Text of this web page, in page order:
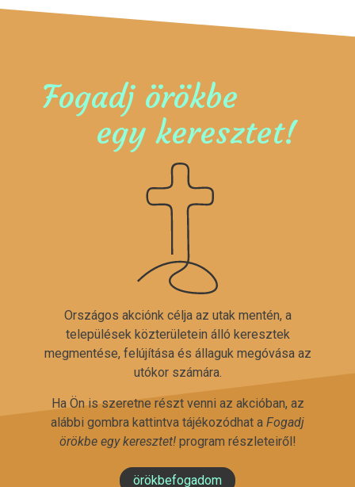
Fogadj örökbe
egy keresztet!
Országos akciónk célja az utak mentén, a
települések közterületein álló keresztek
megmentése, felújítása és állaguk megóvása az
utókor számára.
Ha Ön is szeretne részt venni az akcióban, az
alábbi gombra kattintva tájékozódhat a Fogadj
örökbe egy keresztet!program részleteiről!
örökbefogadom